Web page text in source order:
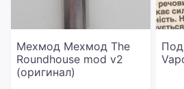
Мехмод Мехмод The
Roundhouse mod v2
(оригинал)